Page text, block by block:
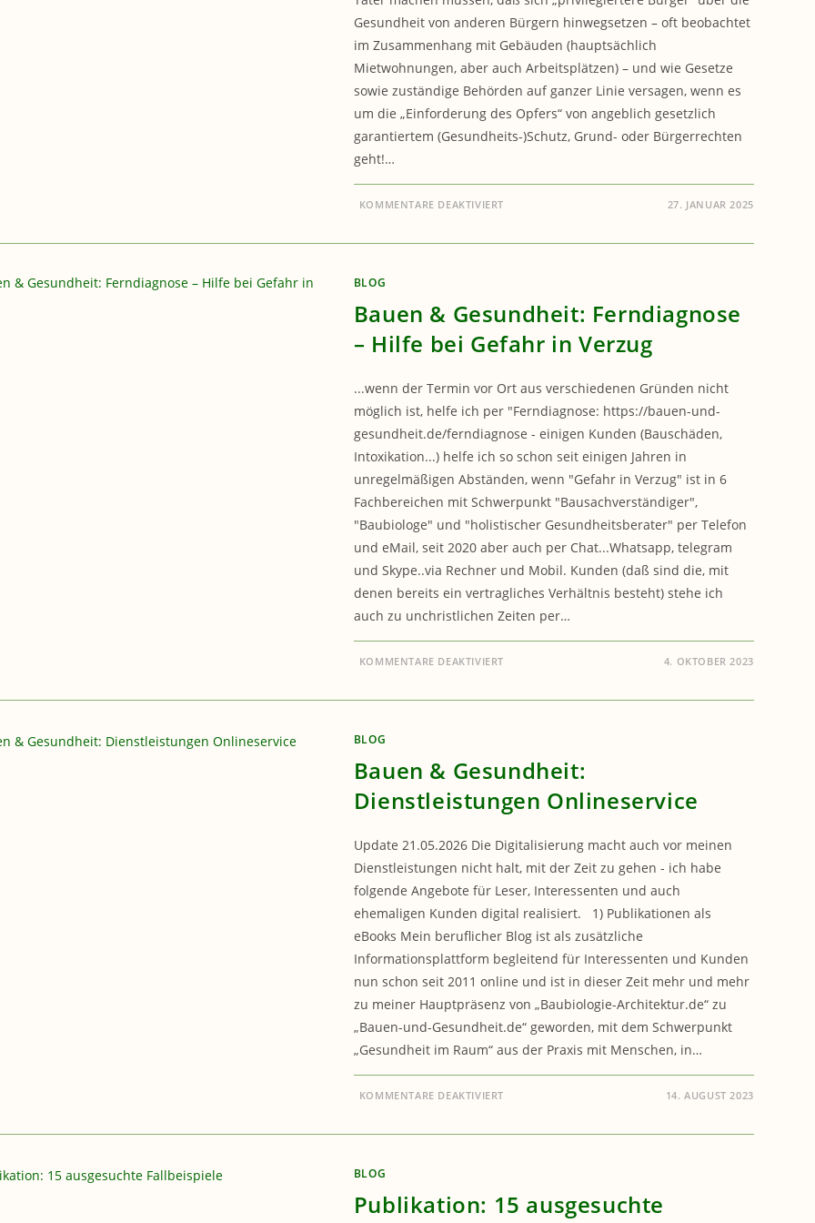
Gesundheit von anderen Bürgern hinwegsetzen – oft beobachtet
im Zusammenhang mit Gebäuden (hauptsächlich
Mietwohnungen, aber auch Arbeitsplätzen) – und wie Gesetze
sowie zuständige Behörden auf ganzer Linie versagen, wenn es
um die „Einforderung des Opfers“ von angeblich gesetzlich
garantiertem (Gesundheits-)Schutz, Grund- oder Bürgerrechten
geht!…
KOMMENTARE DEAKTIVIERT 27. JANUAR 2025
BLOG
Bauen & Gesundheit: Ferndiagnose
– Hilfe bei Gefahr in Verzug
...wenn der Termin vor Ort aus verschiedenen Gründen nicht
möglich ist, helfe ich per "Ferndiagnose: https://bauen-und-
gesundheit.de/ferndiagnose - einigen Kunden (Bauschäden,
Intoxikation...) helfe ich so schon seit einigen Jahren in
unregelmäßigen Abständen, wenn "Gefahr in Verzug" ist in 6
Fachbereichen mit Schwerpunkt "Bausachverständiger",
"Baubiologe" und "holistischer Gesundheitsberater" per Telefon
und eMail, seit 2020 aber auch per Chat...Whatsapp, telegram
und Skype..via Rechner und Mobil. Kunden (daß sind die, mit
denen bereits ein vertragliches Verhältnis besteht) stehe ich
auch zu unchristlichen Zeiten per…
KOMMENTARE DEAKTIVIERT
GESUNDHEIT:
IN
VERZUG
4. OKTOBER 2023
BLOG
Bauen & Gesundheit:
Dienstleistungen Onlineservice
Update 21.05.2026 Die Digitalisierung macht auch vor meinen
Dienstleistungen nicht halt, mit der Zeit zu gehen - ich habe
folgende Angebote für Leser, Interessenten und auch
ehemaligen Kunden digital realisiert. 1) Publikationen als
eBooks Mein beruflicher Blog ist als zusätzliche
Informationsplattform begleitend für Interessenten und Kunden
nun schon seit 2011 online und ist in dieser Zeit mehr und mehr
zu meiner Hauptpräsenz von „Baubiologie-Architektur.de“ zu
„Bauen-und-Gesundheit.de“ geworden, mit dem Schwerpunkt
„Gesundheit im Raum“ aus der Praxis mit Menschen, in…
KOMMENTARE DEAKTIVIERT
GESUNDHEIT:
14. AUGUST 2023
BLOG
Publikation: 15 ausgesuchte